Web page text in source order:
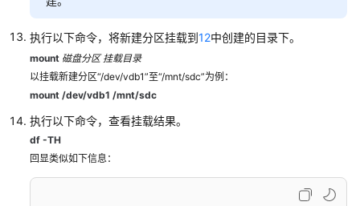
Windows
盘
（Windows
2008）
初
始
执行以下命令，将新建分区挂载到12中创建的目录下。
mount 磁盘分区 挂载目录
以挂载新建分区“/dev/vdb1”至“/mnt/sdc”为例：
mount /dev/vdb1 /mnt/sdc
执行以下命令，查看挂载结果。
df -TH
回显类似如下信息：